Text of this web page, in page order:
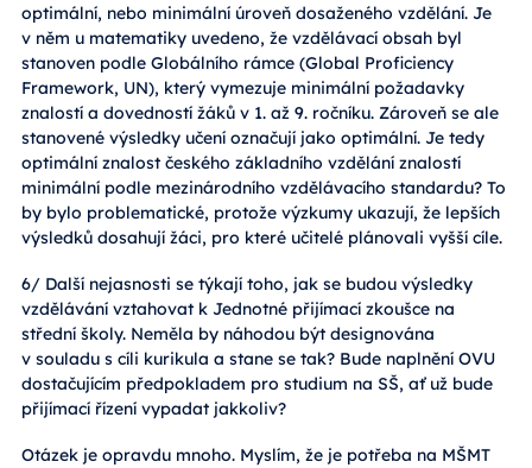
optimální, nebo minimální úroveň dosaženého vzdělání. Je
v něm u matematiky uvedeno, že vzdělávací obsah byl
stanoven podle Globálního rámce (Global Proficiency
Framework, UN), který vymezuje minimální požadavky
znalostí a dovedností žáků v 1. až 9. ročníku. Zároveň se ale
stanovené výsledky učení označují jako optimální. Je tedy
optimální znalost českého základního vzdělání znalostí
minimální podle mezinárodního vzdělávacího standardu? To
by bylo problematické, protože výzkumy ukazují, že lepších
výsledků dosahují žáci, pro které učitelé plánovali vyšší cíle.
6/ Další nejasnosti se týkají toho, jak se budou výsledky
vzdělávání vztahovat k Jednotné přijímací zkoušce na
střední školy. Neměla by náhodou být designována
v souladu s cíli kurikula a stane se tak? Bude naplnění OVU
dostačujícím předpokladem pro studium na SŠ, ať už bude
přijímací řízení vypadat jakkoliv?
Otázek je opravdu mnoho. Myslím, že je potřeba na MŠMT